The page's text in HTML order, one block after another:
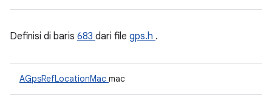
Definisi di baris 683 dari file gps.h .
AGpsRefLocationMac mac